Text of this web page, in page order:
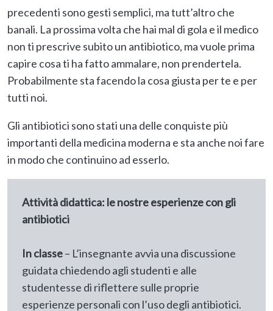
precedenti sono gesti semplici, ma tutt’altro che
banali. La prossima volta che hai mal di gola e il medico
non ti prescrive subito un antibiotico, ma vuole prima
capire cosa ti ha fatto ammalare, non prendertela.
Probabilmente sta facendo la cosa giusta per te e per
tutti noi.
Gli antibiotici sono stati una delle conquiste più
importanti della medicina moderna e sta anche noi fare
in modo che continuino ad esserlo.
Attività didattica: le nostre esperienze con gli
antibiotici
In classe– L’insegnante avvia una discussione
guidata chiedendo agli studenti e alle
studentesse di riflettere sulle proprie
esperienze personali con l’uso degli antibiotici.